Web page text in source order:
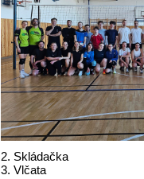
Skládačka
Vlčata